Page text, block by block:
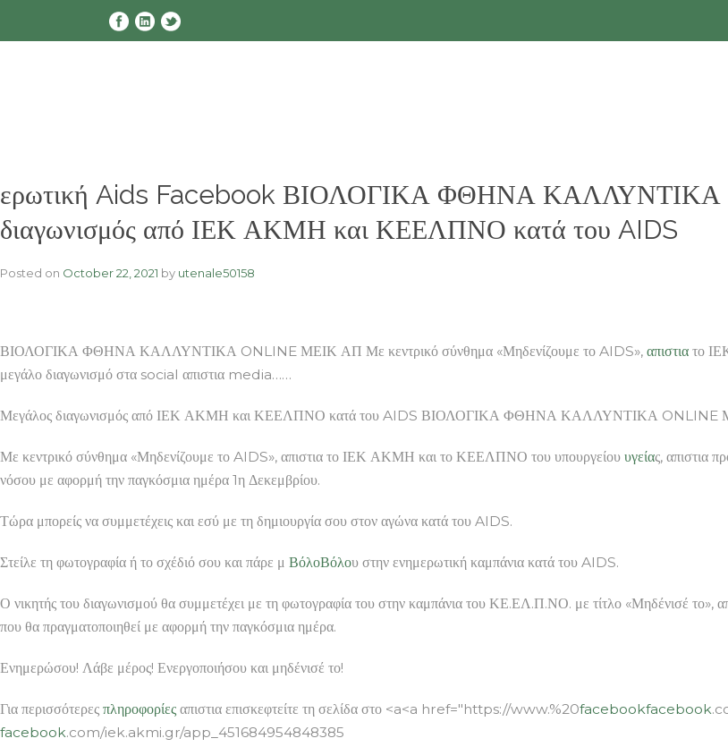
ερωτική Aids Facebook ΒΙΟΛΟΓΙΚΑ ΦΘΗΝΑ
διαγωνισμός από ΙΕΚ ΑΚΜΗ και ΚΕΕΛΠΝΟ κατά του AIDS
Posted on October 22, 2021 by utenale50158
ΒΙΟΛΟΓΙΚΑ ΦΘΗΝΑ ΚΑΛΛΥΝΤΙΚΑ ONLINE ΜΕΙΚ ΑΠ Με κεντρικό σύνθημα «Μηδενίζουμε το AIDS», απιστια το
μεγάλο διαγωνισμό στα social απιστια media……
Μεγάλος διαγωνισμός από ΙΕΚ ΑΚΜΗ και ΚΕΕΛΠΝΟ κατά του AIDS ΒΙΟΛΟΓΙΚΑ ΦΘΗΝΑ ΚΑΛΛΥΝΤΙΚΑ ONLINE ΜΕΙΚ
Με κεντρικό σύνθημα «Μηδενίζουμε το AIDS», απιστια το ΙΕΚ ΑΚΜΗ και το ΚΕΕΛΠΝΟ του υπουργείου υγείας, απιστια
νόσου με αφορμή την παγκόσμια ημέρα 1η Δεκεμβρίου.
Τώρα μπορείς να συμμετέχεις και εσύ με τη δημιουργία σου στον αγώνα κατά του AIDS.
Στείλε τη φωτογραφία ή το σχέδιό σου και πάρε μ ΒόλοΒόλου στην ενημερωτική καμπάνια κατά του AIDS.
Ο νικητής του διαγωνισμού θα συμμετέχει με τη φωτογραφία του στην καμπάνια του ΚΕ.ΕΛ.Π.ΝΟ. με τίτλο «Μηδένισέ το»,
που θα πραγματοποιηθεί με αφορμή την παγκόσμια ημέρα.
Ενημερώσου! Λάβε μέρος! Ενεργοποιήσου και μηδένισέ το!
Για περισσότερες πληροφορίες απιστια επισκεφτείτε τη σελίδα στο <a<a href="https://www.%20facebookfacebook
facebook.com/iek.akmi.gr/app_451684954848385